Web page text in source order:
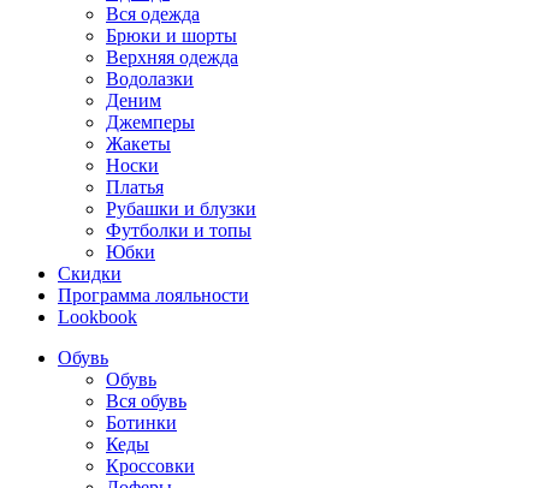
Вся одежда
Брюки и шорты
Верхняя одежда
Водолазки
Деним
Джемперы
Жакеты
Носки
Платья
Рубашки и блузки
Футболки и топы
Юбки
Скидки
Программа лояльности
Lookbook
Обувь
Обувь
Вся обувь
Ботинки
Кеды
Кроссовки